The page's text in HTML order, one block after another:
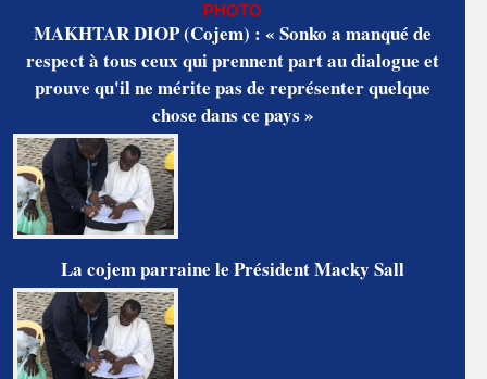
PHOTO
MAKHTAR DIOP (Cojem) : « Sonko a manqué de
respect à tous ceux qui prennent part au dialogue et
prouve qu'il ne mérite pas de représenter quelque
chose dans ce pays »
La cojem parraine le Président Macky Sall